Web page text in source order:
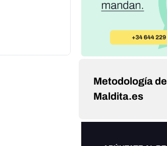
Metodología de
Maldita.es